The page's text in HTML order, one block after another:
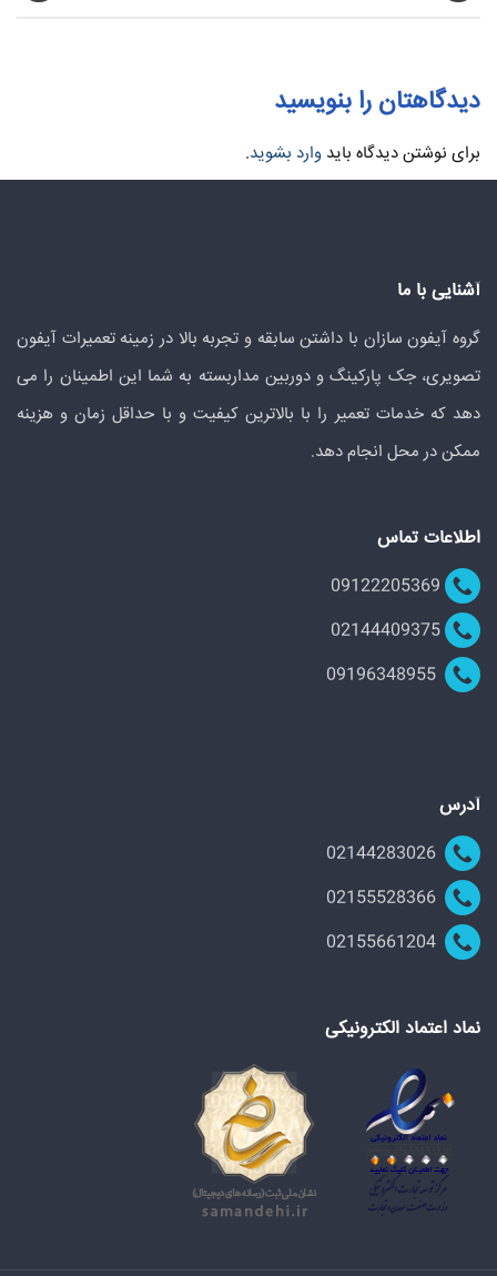
دیدگاهتان را بنویسید
برای نوشتن دیدگاه باید وارد بشوید.
آشنایی با ما
گروه آیفون سازان با داشتن سابقه و تجربه بالا در زمینه تعمیرات آیفون
تصویری، جک پارکینگ و دوربین مداربسته به شما این اطمینان را می
دهد که خدمات تعمیر را با بالاترین کیفیت و با حداقل زمان و هزینه
ممکن در محل انجام دهد.
اطلاعات تماس
آدرس
نماد اعتماد الکترونیکی